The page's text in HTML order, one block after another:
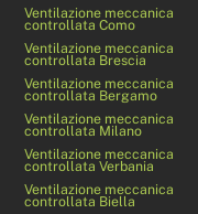
Ventilazione meccanica
controllata Como
Ventilazione meccanica
controllata Brescia
Ventilazione meccanica
controllata Bergamo
Ventilazione meccanica
controllata Milano
Ventilazione meccanica
controllata Verbania
Ventilazione meccanica
controllata Biella